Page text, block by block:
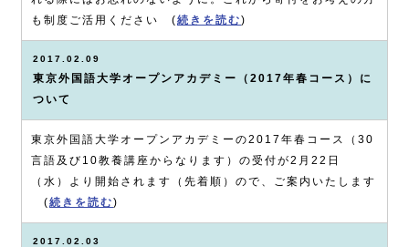
も制度ご活用ください (続きを読む)
2017.02.09
東京外国語大学オープンアカデミー（2017年春コース）に
ついて
東京外国語大学オープンアカデミーの2017年春コース（30
言語及び10教養講座からなります）の受付が2月22日
（水）より開始されます（先着順）ので、ご案内いたします
(続きを読む)
2017.02.03